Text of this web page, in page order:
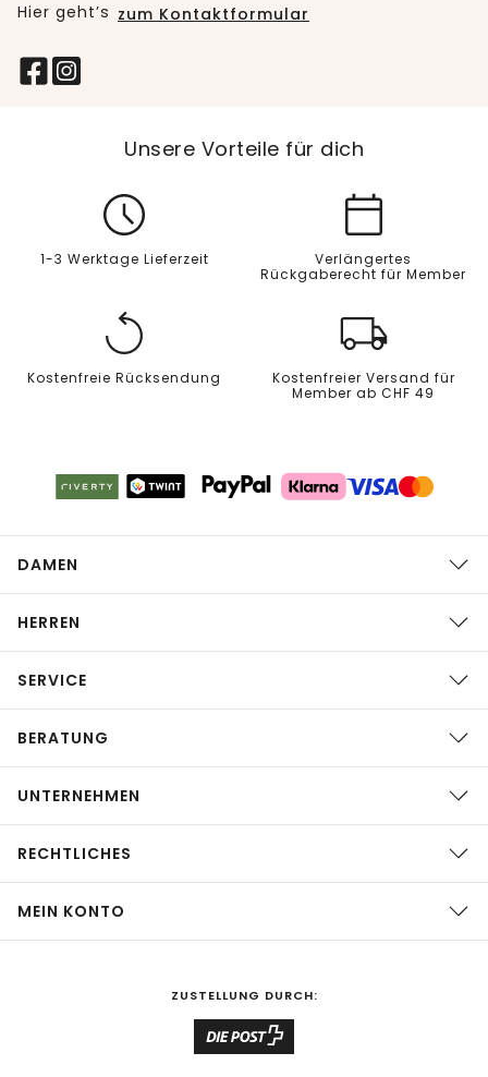
Hier geht’s zum Kontaktformular
Unsere Vorteile für dich
1-3 Werktage Lieferzeit
Verlängertes
Rückgaberecht für Member
Kostenfreie Rücksendung
Kostenfreier Versand für
Member ab CHF 49
DAMEN
HERREN
SERVICE
BERATUNG
UNTERNEHMEN
RECHTLICHES
MEIN KONTO
ZUSTELLUNG DURCH: